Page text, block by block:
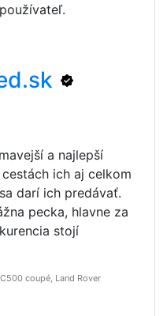
a najlepší
ich aj celkom
darí ich predávať.
pecka, hlavne za
stojí
coupé, Land Rover